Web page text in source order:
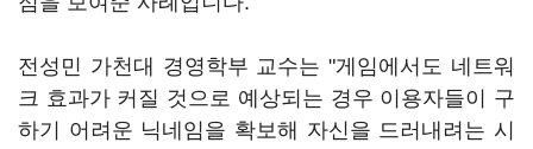
전성민 가천대 경영학부 교수는 "게임에서도 네트워
크 효과가 커질 것으로 예상되는 경우 이용자들이 구
하기 어려운 닉네임을 확보해 자신을 드러내려는 시